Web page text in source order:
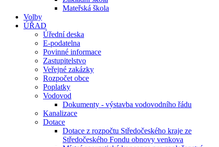
Mateřská škola
Volby
ÚŘAD
Úřední deska
E-podatelna
Povinné informace
Zastupitelstvo
Veřejné zakázky
Rozpočet obce
Poplatky
Vodovod
Dokumenty - výstavba vodovodního řádu
Kanalizace
Dotace
Dotace z rozpočtu Středočeského kraje ze
Středočeského Fondu obnovy venkova